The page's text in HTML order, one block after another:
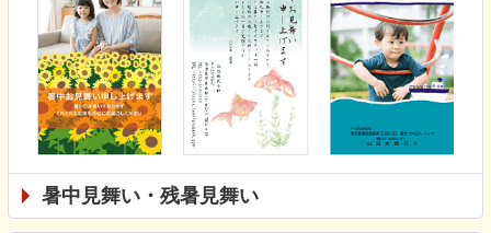
暑中見舞い・残暑見舞い